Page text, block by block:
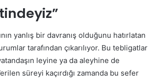
yanlış bir davranış olduğunu hatırlatan
tarafından çıkarılıyor. Bu tebligatlar
leyine ya da aleyhine de
süreyi kaçırdığı zamanda bu sefer